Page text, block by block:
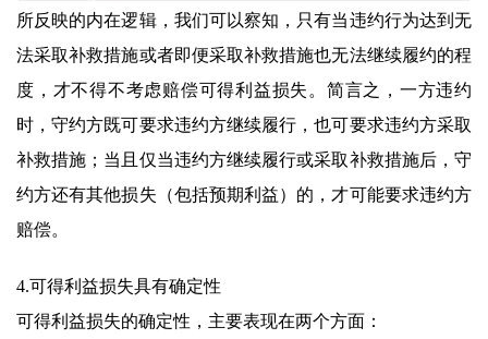
所反映的内在逻辑，我们可以察知，只有当违约行为达到无
法采取补救措施或者即便采取补救措施也无法继续履约的程
度，才不得不考虑赔偿可得利益损失。简言之，一方违约
时，守约方既可要求违约方继续履行，也可要求违约方采取
补救措施；当且仅当违约方继续履行或采取补救措施后，守
约方还有其他损失（包括预期利益）的，才可能要求违约方
赔偿。
4.可得利益损失具有确定性
可得利益损失的确定性，主要表现在两个方面：